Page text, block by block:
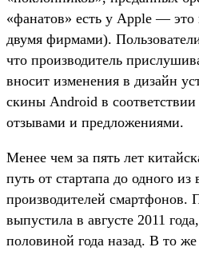
«фанатов» есть у Apple — это
двумя фирмами).
что производитель
вносит изменения в дизайн
скины Android в
отзывами и предложениями.
Менее чем за пять лет
путь от стартапа до одного
производителей смартфонов.
выпустила в августе 2011
половиной года назад. В то